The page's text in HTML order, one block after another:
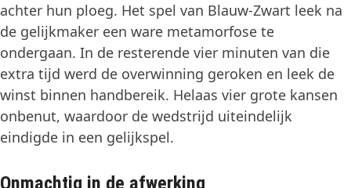
achter hun ploeg. Het spel van Blauw-Zwart leek na
de gelijkmaker een ware metamorfose te
ondergaan. In de resterende vier minuten van die
extra tijd werd de overwinning geroken en leek de
winst binnen handbereik. Helaas vier grote kansen
onbenut, waardoor de wedstrijd uiteindelijk
eindigde in een gelijkspel.
Onmachtig in de afwerking